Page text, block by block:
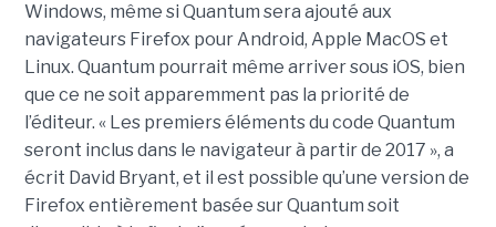
Windows, même si Quantum sera ajouté aux
navigateurs Firefox pour Android, Apple MacOS et
Linux. Quantum pourrait même arriver sous iOS, bien
que ce ne soit apparemment pas la priorité de
l’éditeur. « Les premiers éléments du code Quantum
seront inclus dans le navigateur à partir de 2017 », a
écrit David Bryant, et il est possible qu’une version de
Firefox entièrement basée sur Quantum soit